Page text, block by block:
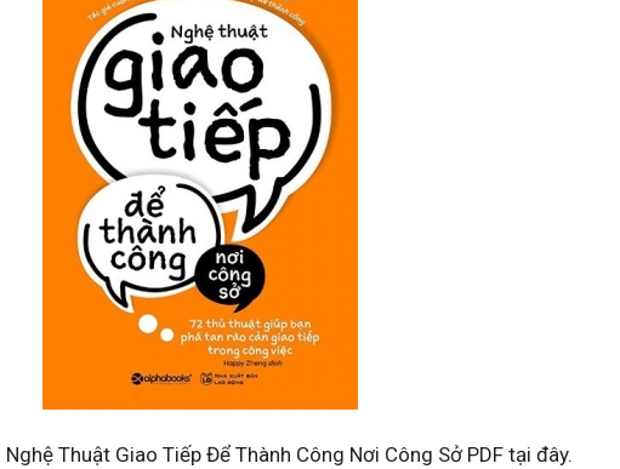
Thuật Giao Tiếp Để Thành Công Nơi Công Sở PDF tại đây.